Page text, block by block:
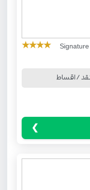
★
★
★
★
/ اقساط